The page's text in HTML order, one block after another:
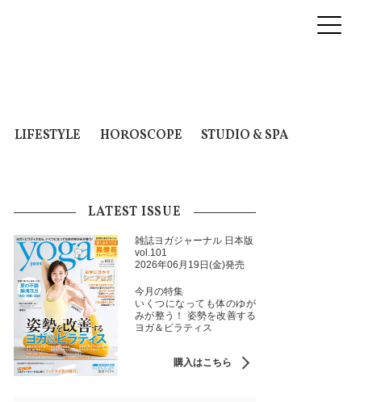
LIFESTYLE HOROSCOPE STUDIO & SPA
LATEST ISSUE
雑誌ヨガジャーナル 日本版
vol.101
2026年06月19日(金)発売
今月の特集
いくつになっても体のゆが
みが整う！ 姿勢を改善する
ヨガ＆ピラティス
購入はこちら